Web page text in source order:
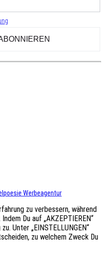
Werbeagentur
zu verbessern, während
Du auf „AKZEPTIEREN“
Unter „EINSTELLUNGEN“
zu welchem Zweck Du